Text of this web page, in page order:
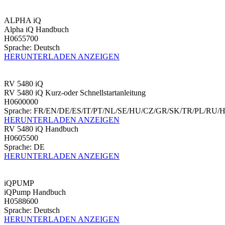
ALPHA iQ
Alpha iQ Handbuch
H0655700
Sprache: Deutsch
HERUNTERLADEN ANZEIGEN
RV 5480 iQ
RV 5480 iQ Kurz-oder Schnellstartanleitung
H0600000
Sprache: FR/EN/DE/ES/IT/PT/NL/SE/HU/CZ/GR/SK/TR/PL/RU/
HERUNTERLADEN ANZEIGEN
RV 5480 iQ Handbuch
H0605500
Sprache: DE
HERUNTERLADEN ANZEIGEN
iQPUMP
iQPump Handbuch
H0588600
Sprache: Deutsch
HERUNTERLADEN ANZEIGEN